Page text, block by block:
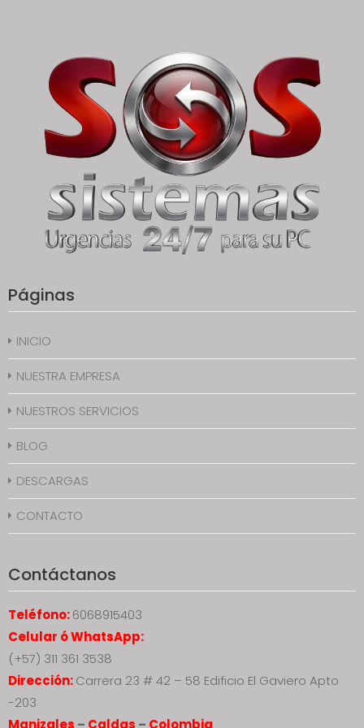
Páginas
INICIO
NUESTRA EMPRESA
NUESTROS SERVICIOS
BLOG
DESCARGAS
CONTACTO
Contáctanos
Teléfono:6068915403
Celular ó WhatsApp:
(+57) 311 361 3538
Dirección:Carrera 23 # 42 – 58 Edificio El Gaviero Apto
-203
Manizales – Caldas – Colombia